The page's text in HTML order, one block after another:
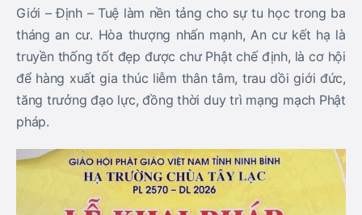
Giới – Định – Tuệ làm nền tảng cho sự tu học trong ba
tháng an cư. Hòa thượng nhấn mạnh, An cư kết hạ là
truyền thống tốt đẹp được chư Phật chế định, là cơ hội
để hàng xuất gia thúc liễm thân tâm, trau dồi giới đức,
tăng trưởng đạo lực, đồng thời duy trì mạng mạch Phật
pháp.